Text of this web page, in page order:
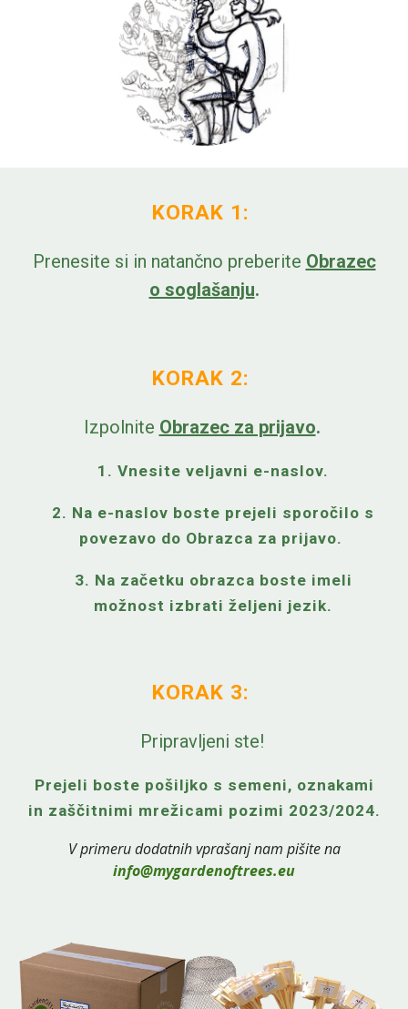
KORAK 1:
Prenesite si in natančno preberite Obrazec
o soglašanju.
KORAK 2:
Izpolnite Obrazec za prijavo.
1. Vnesite veljavni e-naslov.
2. Na e-naslov boste prejeli sporočilo s
povezavo do Obrazca za prijavo.
3. Na začetku obrazca boste imeli
možnost izbrati željeni jezik.
KORAK 3:
Pripravljeni ste!
Prejeli boste pošiljko s semeni, oznakami
in zaščitnimi mrežicami pozimi 2023/2024.
V primeru dodatnih vprašanj nam pišite na
info@mygardenoftrees.eu